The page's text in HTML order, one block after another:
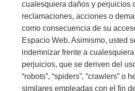
cualesquiera daños y perjuicios
reclamaciones, acciones o
como consecuencia de su
Espacio Web. Asimismo, usted
indemnizar frente a
perjuicios, que se deriven del
“robots”, “spiders”, “crawlers” o
similares empleadas con el fin